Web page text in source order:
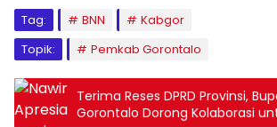
Tag: BNN
Kabgor
Topik:
Pemkab Gorontalo
Terima Reses DPRD Provinsi,
Gorontalo Dorong Kolaborasi